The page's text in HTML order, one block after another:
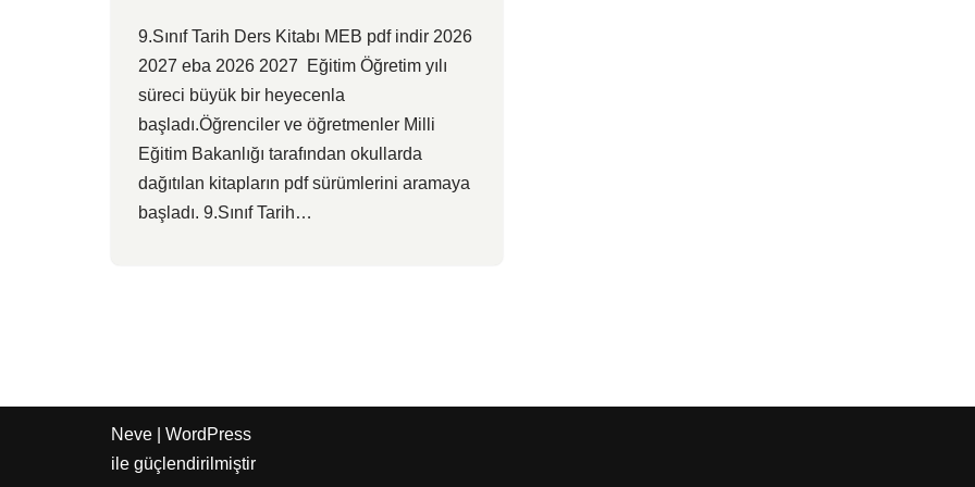
9.Sınıf Tarih Ders Kitabı MEB pdf indir 2026
2027 eba 2026 2027 Eğitim Öğretim yılı
süreci büyük bir heyecenla
başladı.Öğrenciler ve öğretmenler Milli
Eğitim Bakanlığı tarafından okullarda
dağıtılan kitapların pdf sürümlerini aramaya
başladı. 9.Sınıf Tarih…
Neve
WordPress
ile güçlendirilmiştir